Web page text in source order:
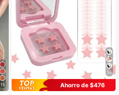
15
10
Ahorro de $476